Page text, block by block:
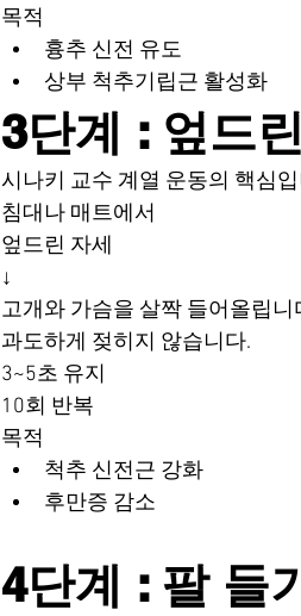
목적
흉추 신전 유도
상부 척추기립근 활성화
3단계 : 엎드
시나키 교수 계열 운동의 핵심
침대나 매트에서
엎드린 자세
↓
고개와 가슴을 살짝 들어올립니
과도하게 젖히지 않습니다.
3~5초 유지
10회 반복
목적
척추 신전근 강화
후만증 감소
4단계 : 팔 들